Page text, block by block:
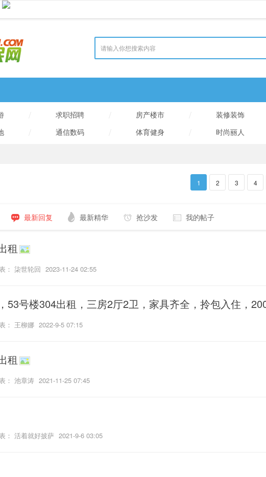
求职招聘 房产楼市 装修装饰
通信数码 体育健身 时尚丽人
1 2 3 4
最新回复 最新精华 抢沙发 我的帖子
租
： 柒世轮回 2023-11-24 02:55
53号楼304出租，三房2厅2卫，家具齐全，拎包入住，
： 王柳娜 2022-9-5 07:15
租
： 池章涛 2021-11-25 07:45
： 活着就好披萨 2021-9-6 03:05